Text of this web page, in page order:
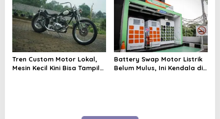
Tren Custom Motor Lokal,
Mesin Kecil Kini Bisa Tampil
Battery Swap Motor Listrik
Belum Mulus, Ini Kendala di